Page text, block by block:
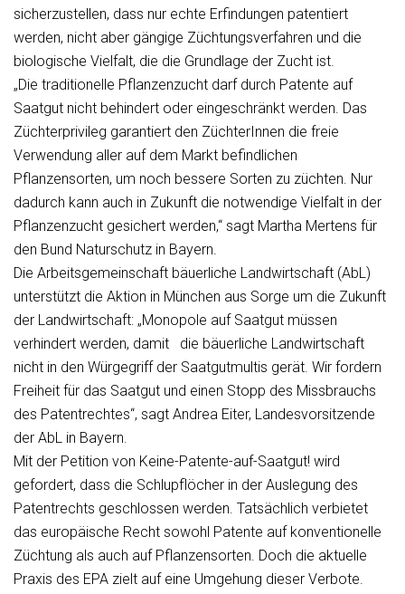
sicherzustellen, dass nur echte Erfindungen patentiert
werden, nicht aber gängige Züchtungsverfahren und die
biologische Vielfalt, die die Grundlage der Zucht ist.
„Die traditionelle Pflanzenzucht darf durch Patente auf
Saatgut nicht behindert oder eingeschränkt werden. Das
Züchterprivileg garantiert den ZüchterInnen die freie
Verwendung aller auf dem Markt befindlichen
Pflanzensorten, um noch bessere Sorten zu züchten. Nur
dadurch kann auch in Zukunft die notwendige Vielfalt in der
Pflanzenzucht gesichert werden,“ sagt Martha Mertens für
den Bund Naturschutz in Bayern.
Die Arbeitsgemeinschaft bäuerliche Landwirtschaft (AbL)
unterstützt die Aktion in München aus Sorge um die Zukunft
der Landwirtschaft: „Monopole auf Saatgut müssen
verhindert werden, damit die bäuerliche Landwirtschaft
nicht in den Würgegriff der Saatgutmultis gerät. Wir fordern
Freiheit für das Saatgut und einen Stopp des Missbrauchs
des Patentrechtes“, sagt Andrea Eiter, Landesvorsitzende
der AbL in Bayern.
Mit der Petition von Keine-Patente-auf-Saatgut! wird
gefordert, dass die Schlupflöcher in der Auslegung des
Patentrechts geschlossen werden. Tatsächlich verbietet
das europäische Recht sowohl Patente auf konventionelle
Züchtung als auch auf Pflanzensorten. Doch die aktuelle
Praxis des EPA zielt auf eine Umgehung dieser Verbote.